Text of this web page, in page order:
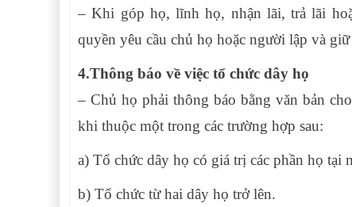
– Khi góp họ, lĩnh họ, nhận lãi, trả lãi
quyền yêu cầu chủ họ hoặc người lập và
4.Thông báo về việc tổ chức dây họ
– Chủ họ phải thông báo bằng văn bản
khi thuộc một trong các trường hợp sau:
a) Tổ chức dây họ có giá trị các phần họ
b) Tổ chức từ hai dây họ trở lên.